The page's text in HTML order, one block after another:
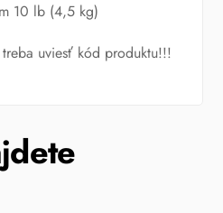
10 lb (4,5 kg)
uviesť kód produktu!!!